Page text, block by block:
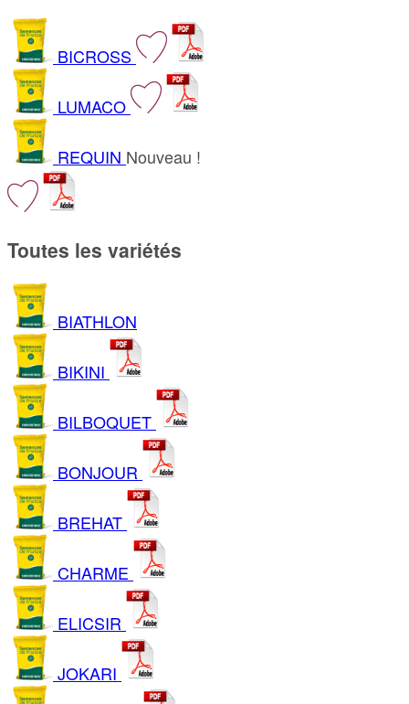
BICROSS
LUMACO
REQUIN Nouveau !
Toutes les variétés
BIATHLON
BIKINI
BILBOQUET
BONJOUR
BREHAT
CHARME
ELICSIR
JOKARI